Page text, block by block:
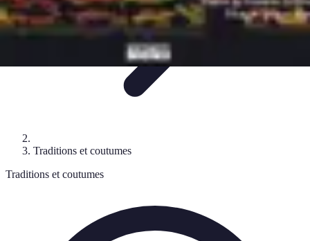
Traditions et coutumes
Traditions et coutumes